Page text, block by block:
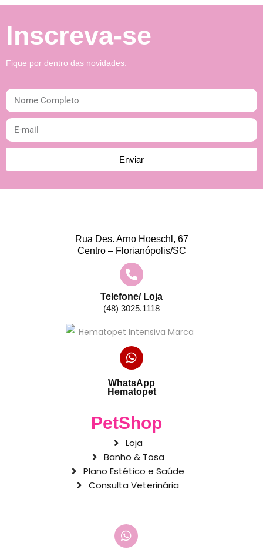
d
2
5
Inscreva-se
Fique por dentro das novidades.
Enviar
Rua Des. Arno Hoeschl, 67
Centro – Florianópolis/SC
Telefone/ Loja
(48) 3025.1118
WhatsApp
Hematopet
PetShop
Loja
Banho & Tosa
Plano Estético e Saúde
Consulta Veterinária